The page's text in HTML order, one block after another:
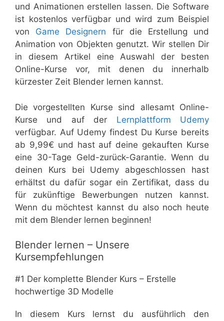
und Animationen erstellen lassen. Die Software
ist kostenlos verfügbar und wird zum Beispiel
von Game Designern für die Erstellung und
Animation von Objekten genutzt. Wir stellen Dir
in diesem Artikel eine Auswahl der besten
Online-Kurse vor, mit denen du innerhalb
kürzester Zeit Blender lernen kannst.
Die vorgestellten Kurse sind allesamt Online-
Kurse und auf der Lernplattform Udemy
verfügbar. Auf Udemy findest Du Kurse bereits
ab 9,99€ und hast auf deine gekauften Kurse
eine 30-Tage Geld-zurück-Garantie. Wenn du
deinen Kurs bei Udemy abgeschlossen hast
erhältst du dafür sogar ein Zertifikat, dass du
für zukünftige Bewerbungen nutzen kannst.
Wenn du möchtest kannst du also noch heute
mit dem Blender lernen beginnen!
Blender lernen – Unsere
Kursempfehlungen
#1 Der komplette Blender Kurs – Erstelle
hochwertige 3D Modelle
In diesem Kurs lernst du ausführlich den